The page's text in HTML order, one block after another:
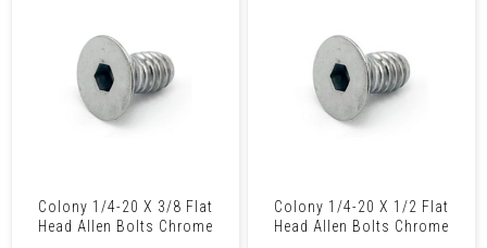
Colony 1/4-20 X 3/8 Flat
Head Allen Bolts Chrome
Colony 1/4-20 X 1/2 Flat
Head Allen Bolts Chrome